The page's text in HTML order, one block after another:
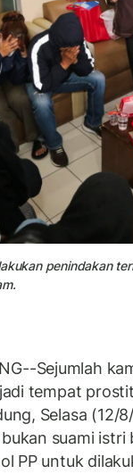
penindakan
Sejumlah
tempat
Selasa (12/
suami istri
PP untuk